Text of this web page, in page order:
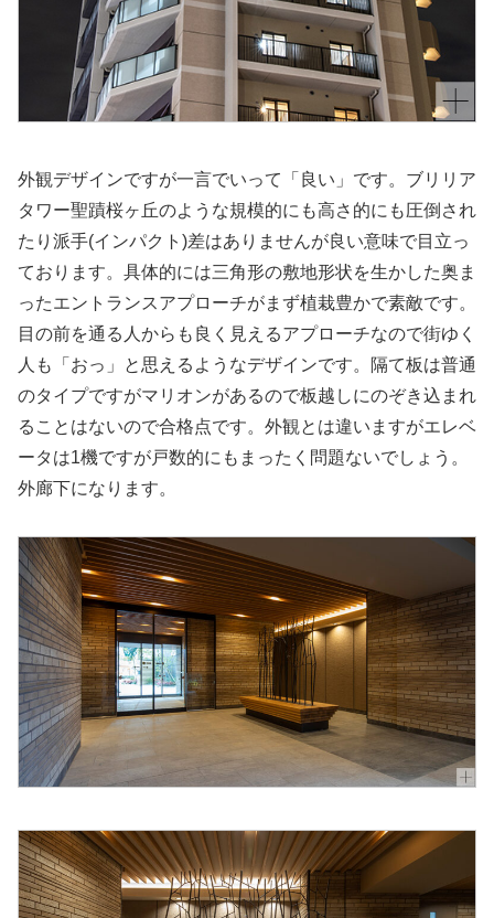
外観デザインですが一言でいって「良い」です。ブリリア
タワー聖蹟桜ヶ丘のような規模的にも高さ的にも圧倒され
たり派手(インパクト)差はありませんが良い意味で目立っ
ております。具体的には三角形の敷地形状を生かした奥ま
ったエントランスアプローチがまず植栽豊かで素敵です。
目の前を通る人からも良く見えるアプローチなので街ゆく
人も「おっ」と思えるようなデザインです。隔て板は普通
のタイプですがマリオンがあるので板越しにのぞき込まれ
ることはないので合格点です。外観とは違いますがエレベ
ータは1機ですが戸数的にもまったく問題ないでしょう。
外廊下になります。